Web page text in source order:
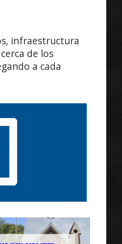
infraestructura
de los
a cada